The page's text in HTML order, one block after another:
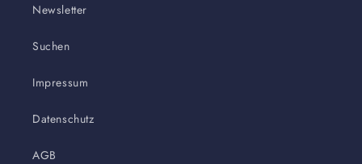
Newsletter
Suchen
Impressum
Datenschutz
AGB